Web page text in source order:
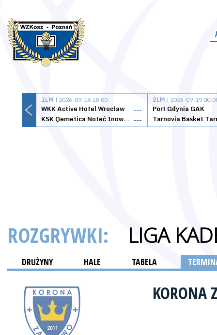
1LM | 2026-09-18 18:00
WKK Active Hotel Wrocław
---
KSK Qemetica Noteć Inowrocław ---
2LM | 2026-09-19
Port Gdynia GAK
ROZGRYWKI: LIGA
DRUŻYNY HALE TABELA
KORONA